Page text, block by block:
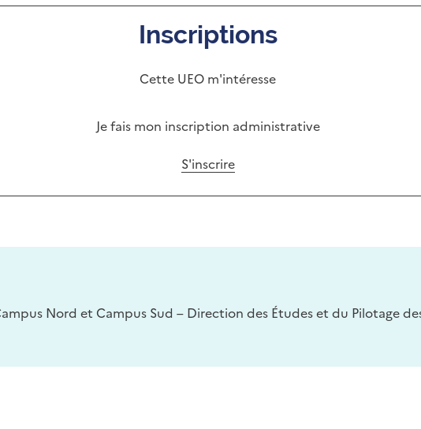
Inscriptions
Cette UEO m'intéresse
Je fais mon inscription administrative
S'inscrire
Nord et Campus Sud – Direction des Études et du Pilotage